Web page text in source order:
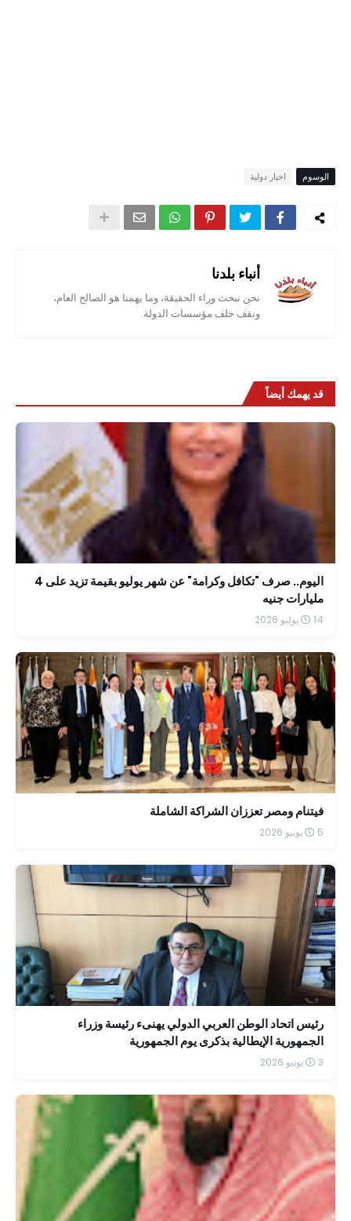
الوسوم اخبار دولية
أنباء بلدنا
نحن نبحث وراء الحقيقة، وما يهمنا هو الصالح العام،
ونقف خلف مؤسسات الدولة.
قد يهمك أيضاً
اليوم.. صرف "تكافل وكرامة" عن شهر يوليو بقيمة تزيد على 4
مليارات جنيه
14 يوليو 2026
فيتنام ومصر تعززان الشراكة الشاملة
5 يونيو 2026
رئيس اتحاد الوطن العربي الدولي يهنىء رئيسة وزراء
الجمهورية الإيطالية بذكرى يوم الجمهورية
3 يونيو 2026